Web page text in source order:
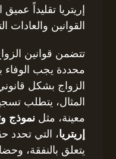
إريتريا تقليداً
القوانين والعادات
تتضمن قوانين
محددة يجب الوفاء
الزواج بشكل
المثال، يتطلب
معينة، مثل
إريتريا، التي تحدد
يتعلق بالنفقة،